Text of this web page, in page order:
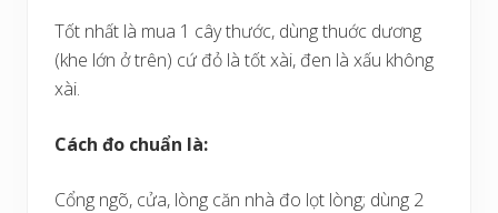
Tốt nhất là mua 1 cây thước, dùng thuớc dương
(khe lớn ở trên) cứ đỏ là tốt xài, đen là xấu không
xài.
Cách đo chuẩn là:
Cổng ngõ, cửa, lòng căn nhà đo lọt lòng; dùng 2